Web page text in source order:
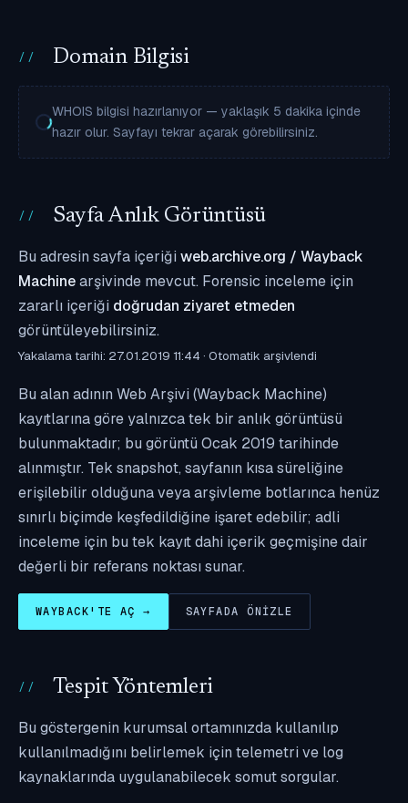
Domain Bilgisi
WHOIS bilgisi hazırlanıyor — yaklaşık 5 dakika içinde
hazır olur. Sayfayı tekrar açarak görebilirsiniz.
Sayfa Anlık Görüntüsü
Bu adresin sayfa içeriği web.archive.org / Wayback
Machinearşivinde mevcut. Forensic inceleme için
zararlı içeriği doğrudan ziyaret etmeden
görüntüleyebilirsiniz.
Yakalama tarihi: 27.01.2019 11:44 · Otomatik arşivlendi
Bu alan adının Web Arşivi (Wayback Machine)
kayıtlarına göre yalnızca tek bir anlık görüntüsü
bulunmaktadır; bu görüntü Ocak 2019 tarihinde
alınmıştır. Tek snapshot, sayfanın kısa süreliğine
erişilebilir olduğuna veya arşivleme botlarınca henüz
sınırlı biçimde keşfedildiğine işaret edebilir; adli
inceleme için bu tek kayıt dahi içerik geçmişine dair
değerli bir referans noktası sunar.
WAYBACK'TE AÇ → SAYFADA ÖNIZLE
Tespit Yöntemleri
Bu göstergenin kurumsal ortamınızda kullanılıp
kullanılmadığını belirlemek için telemetri ve log
kaynaklarında uygulanabilecek somut sorgular.